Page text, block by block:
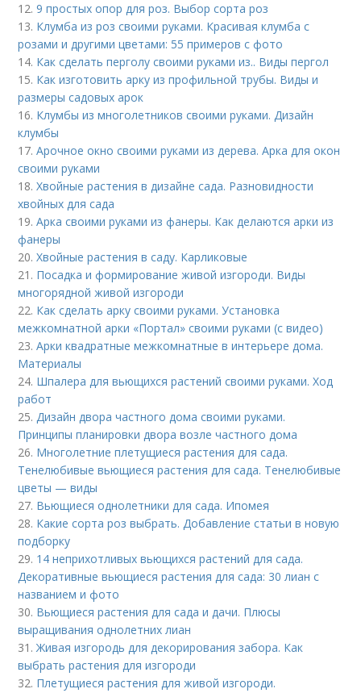
12.9 простых опор для роз. Выбор сорта роз
13. Клумба из роз своими руками. Красивая клумба с
розами и другими цветами: 55 примеров с фото
14. Как сделать перголу своими руками из.. Виды пергол
15. Как изготовить арку из профильной трубы. Виды и
размеры садовых арок
16. Клумбы из многолетников своими руками. Дизайн
клумбы
17.Арочное окно своими руками из дерева. Арка для окон
своими руками
18.Хвойные растения в дизайне сада. Разновидности
хвойных для сада
19.Арка своими руками из фанеры. Как делаются арки из
фанеры
20.Хвойные растения в саду. Карликовые
21. Посадка и формирование живой изгороди. Виды
многорядной живой изгороди
22. Как сделать арку своими руками. Установка
межкомнатной арки «Портал» своими руками (с видео)
23.Арки квадратные межкомнатные в интерьере дома.
Материалы
24. Шпалера для вьющихся растений своими руками. Ход
работ
25. Дизайн двора частного дома своими руками.
Принципы планировки двора возле частного дома
26. Многолетние плетущиеся растения для сада.
Тенелюбивые вьющиеся растения для сада. Тенелюбивые
цветы — виды
27. Вьющиеся однолетники для сада. Ипомея
28. Какие сорта роз выбрать. Добавление статьи в новую
подборку
29. 14 неприхотливых вьющихся растений для сада.
Декоративные вьющиеся растения для сада: 30 лиан с
названием и фото
30. Вьющиеся растения для сада и дачи. Плюсы
выращивания однолетних лиан
31.Живая изгородь для декорирования забора. Как
выбрать растения для изгороди
32. Плетущиеся растения для живой изгороди.